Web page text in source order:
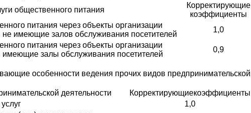
общественного питания
Корректирующие
коэффициенты
питания через объекты организации
не имеющие залов обслуживания посетителей
1,0
питания через объекты организации
имеющие залы обслуживания посетителей
0,9
особенности ведения прочих видов предпринимательской
деятельности
Корректирующиекоэффициенты
1,0